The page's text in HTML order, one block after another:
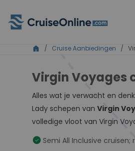
home / Cruise Aanbiedingen /
Virgin Voyages
Alles wat je verwacht en
Lady schepen van Virgin
volledige vloot van Virgin
check_circle Semi All Inclusive